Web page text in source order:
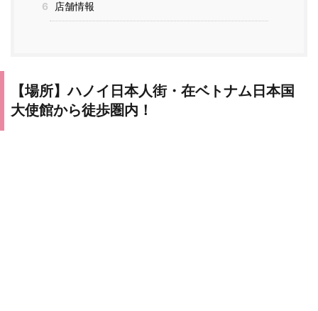
6 店舗情報
【場所】ハノイ日本人街・在ベトナム日本国
大使館から徒歩圏内！